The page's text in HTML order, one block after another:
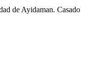
de Ayidaman. Casado